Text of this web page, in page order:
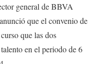
general de BBVA
que el convenio de
que las dos
en el periodo de 6